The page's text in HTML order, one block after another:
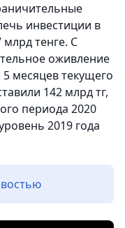
инвестиции в
тенге. С
оживление
месяцев текущего
142 млрд тг,
периода 2020
2019 года